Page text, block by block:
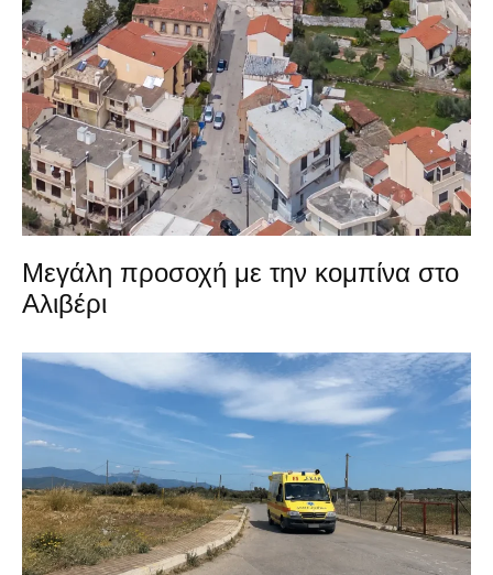
Μεγάλη προσοχή με την κομπίνα στο
Αλιβέρι